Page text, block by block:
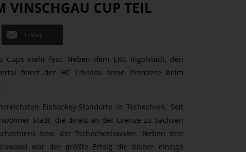
CUP TEIL
E-Mail
Cups steht fest. Neben dem ERC Ingolstadt, den
feiert der HC Litvinov seine Premiere beim
Eishockey-Standorte in Tschechien. Seit
Stadt, die direkt an der Grenze zu Sachsen
bzw. der Tschechoslowakei. Neben drei
war der größte Erfolg die bisher einzige